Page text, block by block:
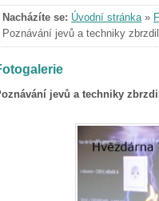
Nacházíte se: Úvodní stránka»
Poznávání jevů a techniky
jevů a techniky